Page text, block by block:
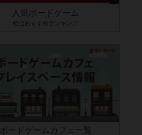
人気ボードゲーム
総合おすすめランキング
ボードゲームカフェ一覧